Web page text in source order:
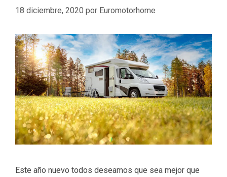
18 diciembre, 2020 por Euromotorhome
Este año nuevo todos deseamos que sea mejor que